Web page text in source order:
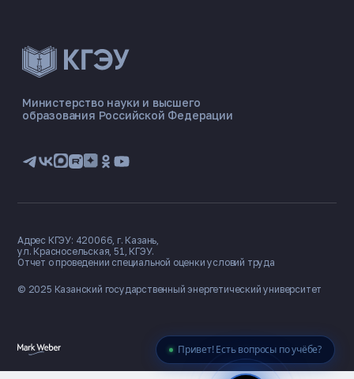
Привет! Есть вопросы по учёбе?
ЭНЕРГОКОД — ПОМОЩНИК КГЭУ
📋 Приёмная комиссия
🏠 Общежитие
Министерство науки и высшего
образования Российской Федерации
© 2025 Казанский государственный энергетический университет
Адрес КГЭУ: 420066, г. Казань,
ул. Красносельская, 51, КГЭУ.
Отчет о проведении специальной оценки условий труда